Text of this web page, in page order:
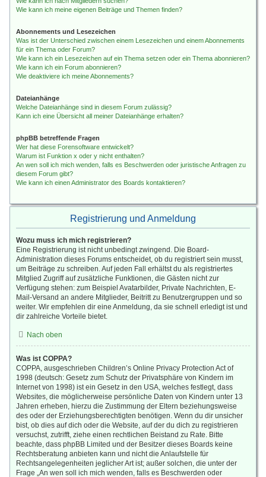
Wie kann ich meine eigenen Beiträge und Themen finden?
Abonnements und Lesezeichen
Was ist der Unterschied zwischen einem Lesezeichen und einem Abonnements
für ein Thema oder Forum?
Wie kann ich ein Lesezeichen auf ein Thema setzen oder ein Thema abonnieren?
Wie kann ich ein Forum abonnieren?
Wie deaktiviere ich meine Abonnements?
Dateianhänge
Welche Dateianhänge sind in diesem Forum zulässig?
Kann ich eine Übersicht all meiner Dateianhänge erhalten?
phpBB betreffende Fragen
Wer hat diese Forensoftware entwickelt?
Warum ist Funktion x oder y nicht enthalten?
An wen soll ich mich wenden, falls es Beschwerden oder juristische Anfragen zu
diesem Forum gibt?
Wie kann ich einen Administrator des Boards kontaktieren?
Registrierung und Anmeldung
Wozu muss ich mich registrieren?
Eine Registrierung ist nicht unbedingt zwingend. Die Board-
Administration dieses Forums entscheidet, ob du registriert sein musst,
um Beiträge zu schreiben. Auf jeden Fall erhältst du als registriertes
Mitglied Zugriff auf zusätzliche Funktionen, die Gästen nicht zur
Verfügung stehen: zum Beispiel Avatarbilder, Private Nachrichten, E-
Mail-Versand an andere Mitglieder, Beitritt zu Benutzergruppen und so
weiter. Wir empfehlen dir eine Anmeldung, da sie schnell erledigt ist und
dir zahlreiche Vorteile bietet.
Nach oben
Was ist COPPA?
COPPA, ausgeschrieben Children’s Online Privacy Protection Act of
1998 (deutsch: Gesetz zum Schutz der Privatsphäre von Kindern im
Internet von 1998) ist ein Gesetz in den USA, welches festlegt, dass
Websites, die möglicherweise persönliche Daten von Kindern unter 13
Jahren erheben, hierzu die Zustimmung der Eltern beziehungsweise
des oder der Erziehungsberechtigten benötigen. Wenn du dir unsicher
bist, ob dies auf dich oder die Website, auf der du dich zu registrieren
versuchst, zutrifft, ziehe einen rechtlichen Beistand zu Rate. Bitte
beachte, dass phpBB Limited und der Besitzer dieses Boards keine
Rechtsberatung anbieten kann und nicht die Anlaufstelle für
Rechtsangelegenheiten jeglicher Art ist; außer solchen, die unter der
Frage „An wen soll ich mich wenden, falls es Beschwerden oder